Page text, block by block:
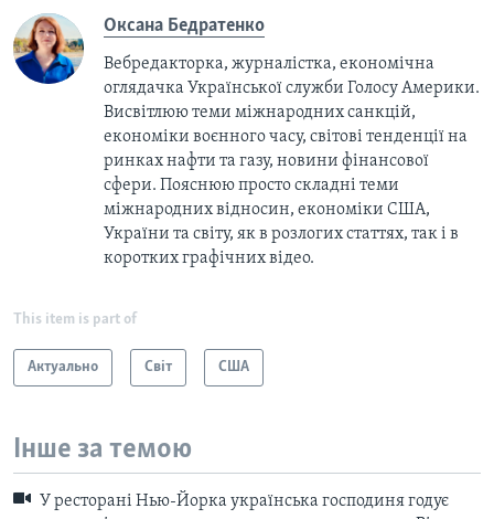
Оксана Бедратенко
Вебредакторка, журналістка, економічна
оглядачка Української служби Голосу Америки.
Висвітлюю теми міжнародних санкцій,
економіки воєнного часу, світові тенденції на
ринках нафти та газу, новини фінансової
сфери. Пояснюю просто складні теми
міжнародних відносин, економіки США,
України та світу, як в розлогих статтях, так і в
коротких графічних відео.
This item is part of
Актуально Світ США
Інше за темою
У ресторані Нью-Йорка українська господиня годує